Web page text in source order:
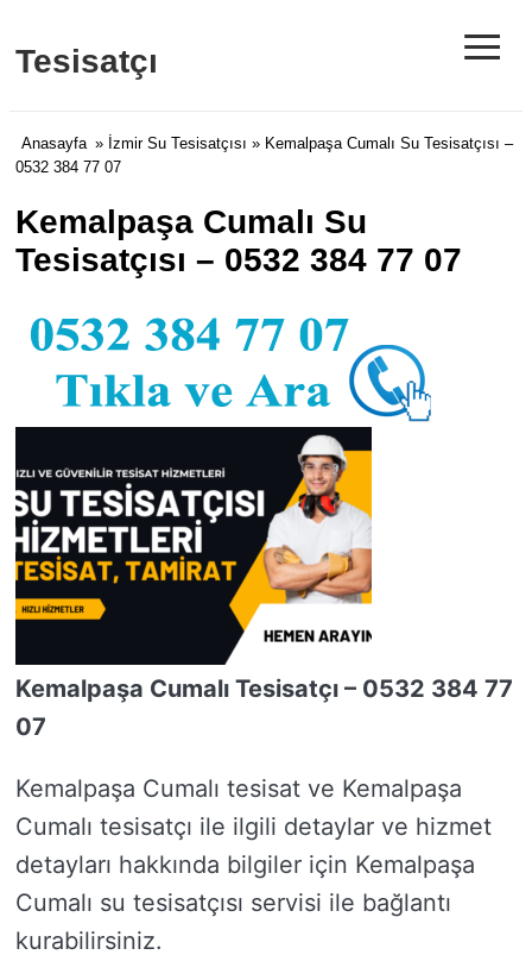
Tesisatçı ≡
Anasayfa » İzmir Su Tesisatçısı » Kemalpaşa Cumalı Su Tesisatçısı –
0532 384 77 07
Kemalpaşa Cumalı Su
Tesisatçısı – 0532 384 77 07
Kemalpaşa Cumalı Tesisatçı – 0532 384 77
07
Kemalpaşa Cumalı tesisat ve Kemalpaşa
Cumalı tesisatçı ile ilgili detaylar ve hizmet
detayları hakkında bilgiler için Kemalpaşa
Cumalı su tesisatçısı servisi ile bağlantı
kurabilirsiniz.